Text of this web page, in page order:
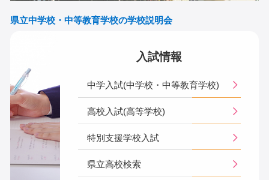
県立中学校・中等教育学校の学校説明会
入試情報
中学入試(中学校・中等教育学校)
高校入試(高等学校)
特別支援学校入試
県立高校検索